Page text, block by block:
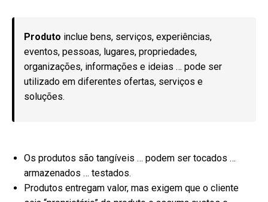
Produto inclue bens, serviços, experiências,
eventos, pessoas, lugares, propriedades,
organizações, informações e ideias … pode ser
utilizado em diferentes ofertas, serviços e
soluções.
Os produtos são tangíveis … podem ser tocados …
armazenados … testados.
Produtos entregam valor, mas exigem que o cliente